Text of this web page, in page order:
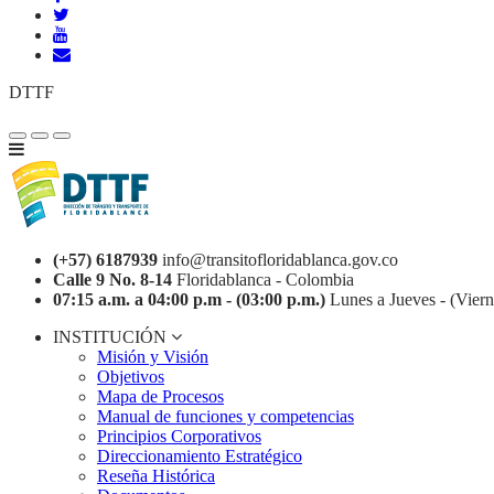
DTTF
(+57) 6187939 info@transitofloridablanca.gov.co
Calle 9 No. 8-14 Floridablanca - Colombia
07:15 a.m. a 04:00 p.m - (03:00 p.m.) Lunes a Jueves -
INSTITUCIÓN
Misión y Visión
Objetivos
Mapa de Procesos
Manual de funciones y competencias
Principios Corporativos
Direccionamiento Estratégico
Reseña Histórica